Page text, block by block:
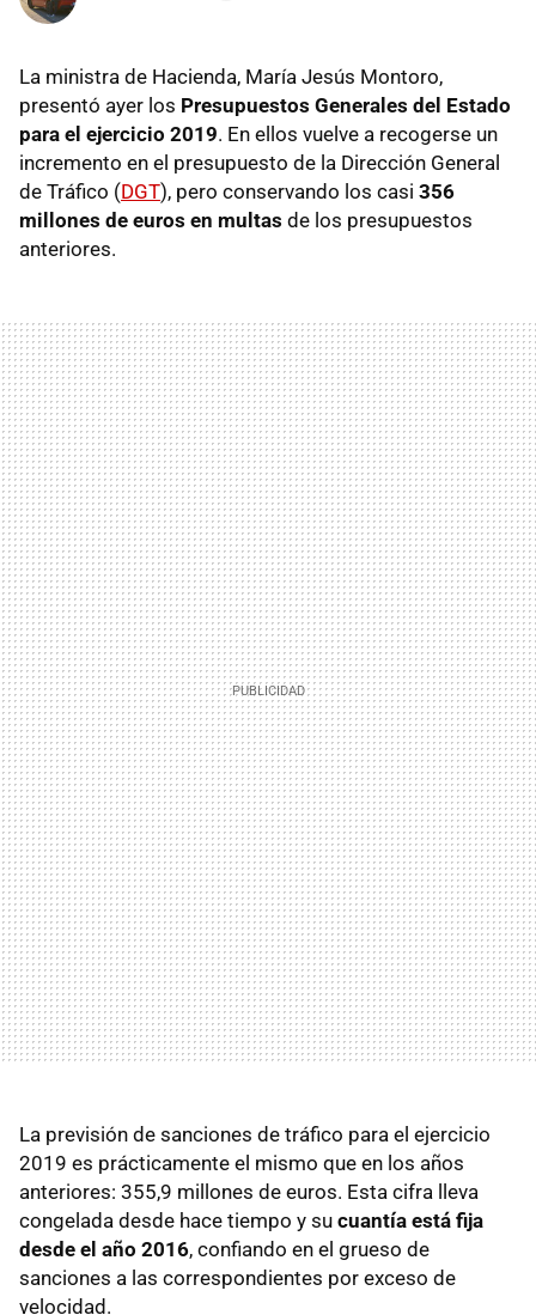
La ministra de Hacienda, María Jesús Montoro,
presentó ayer los Presupuestos Generales del Estado
para el ejercicio 2019. En ellos vuelve a recogerse un
incremento en el presupuesto de la Dirección General
de Tráfico (DGT), pero conservando los casi 356
millones de euros en multas de los presupuestos
anteriores.
La previsión de sanciones de tráfico para el ejercicio
2019 es prácticamente el mismo que en los años
anteriores: 355,9 millones de euros. Esta cifra lleva
congelada desde hace tiempo y su cuantía está fija
desde el año 2016, confiando en el grueso de
sanciones a las correspondientes por exceso de
velocidad.